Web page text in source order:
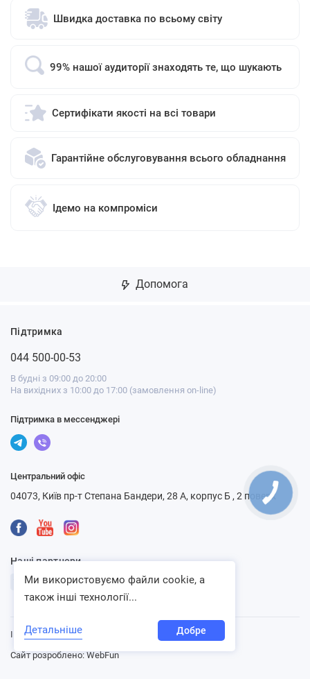
Швидка доставка по всьому світу
99% нашої аудиторії знаходять те, що шукають
Сертифікати якості на всі товари
Гарантійне обслуговування всього обладнання
Ідемо на компроміси
Допомога
Підтримка
044 500-00-53
В будні з 09:00 до 20:00
На вихідних з 10:00 до 17:00 (замовлення on-line)
Підтримка в мессенджері
Центральний офіс
04073, Київ пр-т Степана Бандери, 28 А, корпус Б , 2 поверх
Наші партнери
Інтернет-магазин «Ventbazar», 2013 - 2026
Сайт розроблено: WebFun
Ми використовуємо файли cookie, а
також інші технології...
Детальніше Добре